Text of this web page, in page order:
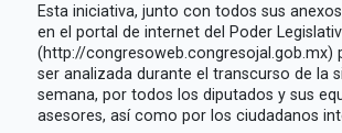
Esta iniciativa, junto con todos sus
en el portal de internet del Poder
(http://congresoweb.congresojal.gob.mx)
ser analizada durante el transcurso de la
semana, por todos los diputados y sus
asesores, así como por los ciudadanos